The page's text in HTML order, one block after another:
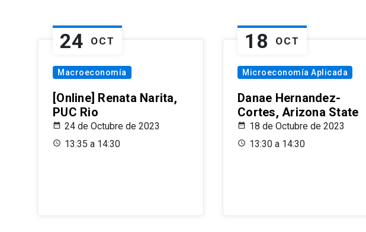
24 OCT
Macroeconomía
[Online] Renata Narita,
PUC Rio
24 de Octubre de 2023
13:35 a 14:30
18 OCT
Microeconomía Aplicada
Danae Hernandez-
Cortes, Arizona State
18 de Octubre de 2023
13:30 a 14:30